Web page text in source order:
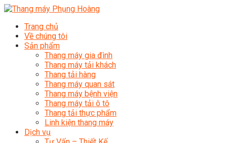
Trang chủ
Về chúng tôi
Sản phẩm
Thang máy gia đình
Thang máy tải khách
Thang tải hàng
Thang máy quan sát
Thang máy bệnh viện
Thang máy tải ô tô
Thang tải thực phẩm
Linh kiện thang máy
Dịch vụ